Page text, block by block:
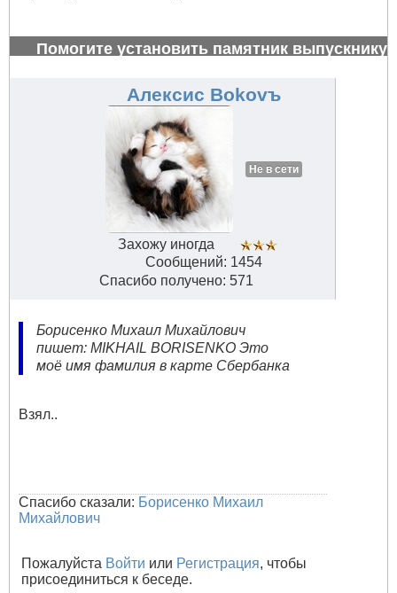
Помогите установить памятник выпускнику
Алексис Bokovъ
Не в сети
Захожу иногда
Сообщений: 1454
Спасибо получено: 571
Борисенко Михаил Михайлович
пишет: MIKHAIL BORISENKO Это
моё имя фамилия в карте Сбербанка
Взял..
Спасибо сказали: Борисенко Михаил
Михайлович
Пожалуйста Войти или Регистрация, чтобы
присоединиться к беседе.